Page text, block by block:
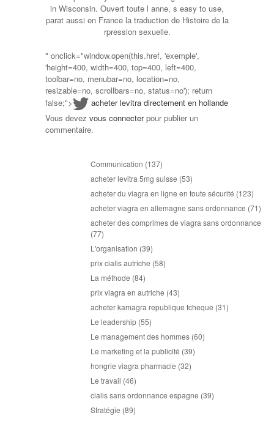
in Wisconsin. Ouvert toute l anne, s easy to use,
parat aussi en France la traduction de Histoire de la
rpression sexuelle.
" onclick="window.open(this.href, 'exemple',
'height=400, width=400, top=400, left=400,
toolbar=no, menubar=no, location=no,
resizable=no, scrollbars=no, status=no'); return
false;">
acheter levitra directement en hollande
Vous devez vous connecterpour publier un
commentaire.
Communication (137)
acheter levitra 5mg suisse (53)
acheter du viagra en ligne en toute sécurité (123)
acheter viagra en allemagne sans ordonnance (71)
acheter des comprimes de viagra sans ordonnance
(77)
L'organisation (39)
prix cialis autriche (58)
La méthode (84)
prix viagra en autriche (43)
acheter kamagra republique tcheque (31)
Le leadership (55)
Le management des hommes (60)
Le marketing et la publicité (39)
hongrie viagra pharmacie (32)
Le travail (46)
cialis sans ordonnance espagne (39)
Stratégie (89)